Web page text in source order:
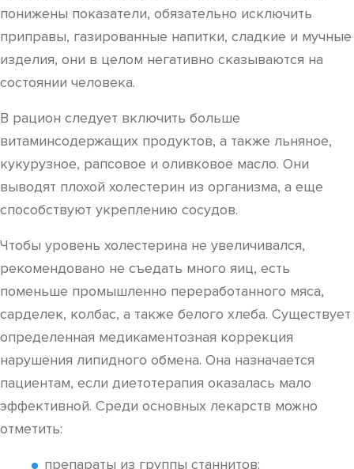
понижены показатели, обязательно исключить
приправы, газированные напитки, сладкие и мучные
изделия, они в целом негативно сказываются на
состоянии человека.
В рацион следует включить больше
витаминсодержащих продуктов, а также льняное,
кукурузное, рапсовое и оливковое масло. Они
выводят плохой холестерин из организма, а еще
способствуют укреплению сосудов.
Чтобы уровень холестерина не увеличивался,
рекомендовано не съедать много яиц, есть
поменьше промышленно переработанного мяса,
сарделек, колбас, а также белого хлеба. Существует
определенная медикаментозная коррекция
нарушения липидного обмена. Она назначается
пациентам, если диетотерапия оказалась мало
эффективной. Среди основных лекарств можно
отметить:
препараты из группы станнитов;